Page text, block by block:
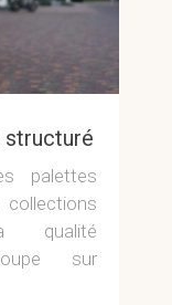
structuré
palettes
qualité
sur